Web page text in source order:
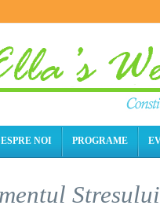
NOI PROGRAME
Stresului